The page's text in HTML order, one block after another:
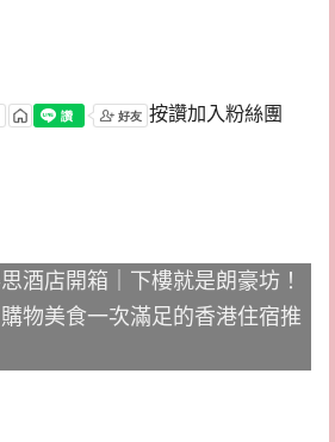
按讚加入粉絲團
酒店開箱｜下樓就是朗豪坊！
物美食一次滿足的香港住宿推